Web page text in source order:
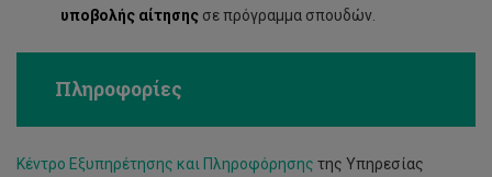
υποβολής αίτησης σε πρόγραμμα σπουδών.
Πληροφορίες
Κέντρο Εξυπηρέτησης και Πληροφόρησης της Υπηρεσίας